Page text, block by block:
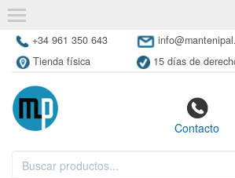
+34 961 350 643
Tienda física
15 días de
Contacto